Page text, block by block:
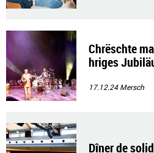
Chrëschte
hriges
17.12.24Mersch
Dîner de